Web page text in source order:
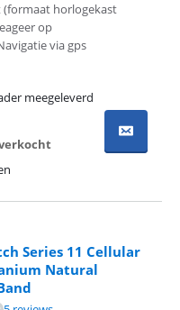
horlogekast
op
via gps
meegeleverd
Series 11 Cellular
Natural